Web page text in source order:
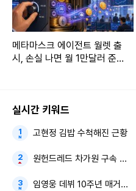
메타마스크 에이전트 월렛 출
시, 손실 나면 월 1만달러 준
실시간 키워드
고현정 김밥 수척해진 근황
원헌드레드 차가원 구속 송치
임영웅 데뷔 10주년 매거진